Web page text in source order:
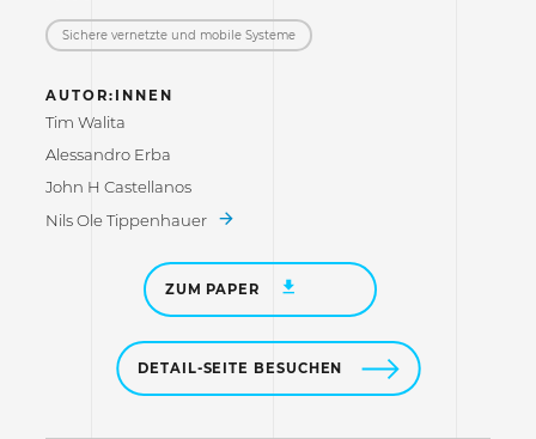
Sichere vernetzte und mobile Systeme
AUTOR:INNEN
Tim Walita
Alessandro Erba
John H Castellanos
Nils Ole Tippenhauer
ZUM PAPER
DETAIL-SEITE BESUCHEN